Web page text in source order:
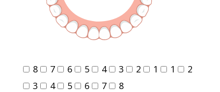
8 7 6 5 4 3 2 1 1
2
3
4 5 6 7
8